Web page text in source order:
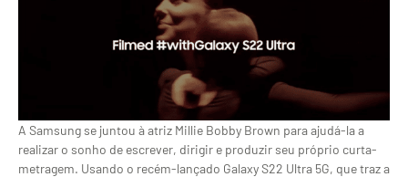
A Samsung se juntou à atriz Millie Bobby Brown para ajudá-la a
realizar o sonho de escrever, dirigir e produzir seu próprio curta-
metragem. Usando o recém-lançado Galaxy S22 Ultra 5G, que traz a